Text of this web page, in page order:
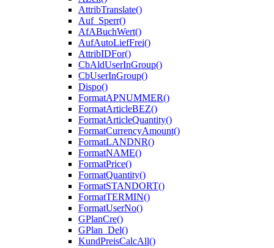
AttribTranslate()
Auf_Sperr()
AfABuchWert()
AufAutoLiefFrei()
AttribIDFor()
CbAldUserInGroup()
CbUserInGroup()
Dispo()
FormatAPNUMMER()
FormatArticleBEZ()
FormatArticleQuantity()
FormatCurrencyAmount()
FormatLANDNR()
FormatNAME()
FormatPrice()
FormatQuantity()
FormatSTANDORT()
FormatTERMIN()
FormatUserNo()
GPlanCre()
GPlan_Del()
KundPreisCalcAll()